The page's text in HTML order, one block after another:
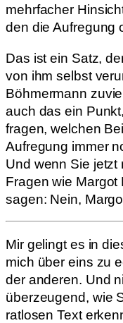
mehrfacher
den die Aufregung
Das ist ein Satz,
von ihm selbst
Böhmermann
auch das ein
fragen, welchen
Aufregung immer
Und wenn Sie jetzt
Fragen wie
sagen: Nein,
Mir gelingt es in
mich über eins zu
der anderen. Und
überzeugend, wie
ratlosen Text